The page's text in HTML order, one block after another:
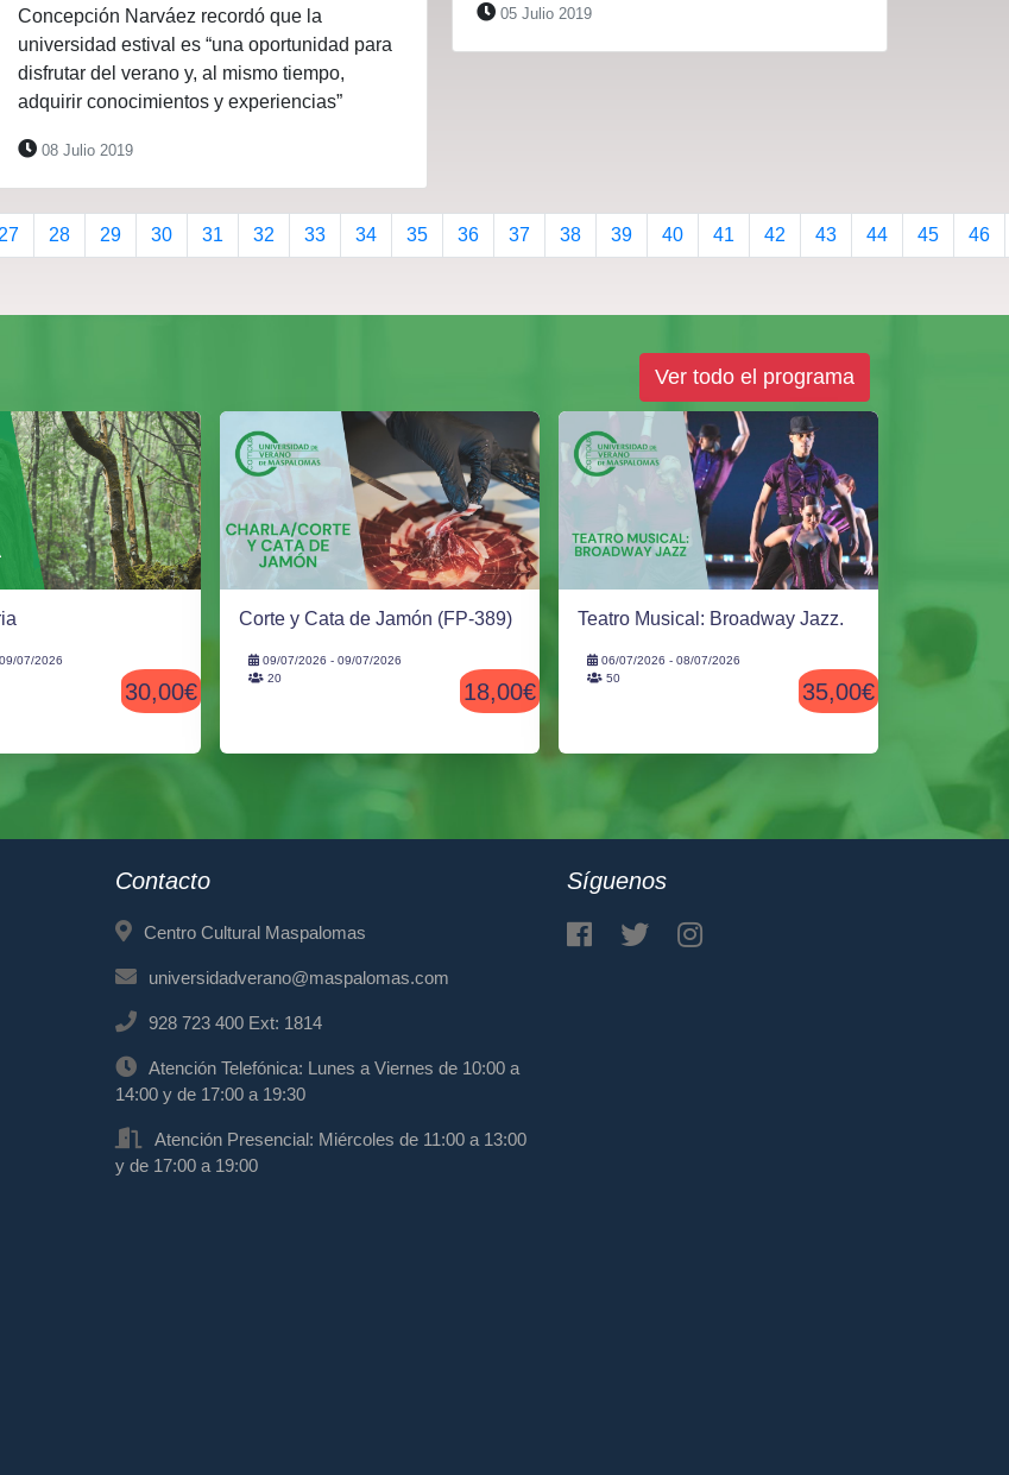
Concepción Narváez recordó que la
universidad estival es “una oportunidad para
disfrutar del verano y, al mismo tiempo,
adquirir conocimientos y experiencias”
08 Julio 2019
05 Julio 2019
27 28 29 30 31 32 33 34 35 36 37 38 39 40 41 42 43 44 45 46
Ver todo el programa
07/2026
30,00€
Corte y Cata de Jamón (FP-389)
09/07/2026 - 09/07/2026
20
18,00€
Teatro Musical: Broadway Jazz.
06/07/2026 - 08/07/2026
50
35,00€
Contacto
Centro Cultural Maspalomas
universidadverano@maspalomas.com
928 723 400 Ext: 1814
Atención Telefónica: Lunes a Viernes de 10:00 a
14:00 y de 17:00 a 19:30
Atención Presencial: Miércoles de 11:00 a 13:00
y de 17:00 a 19:00
Síguenos